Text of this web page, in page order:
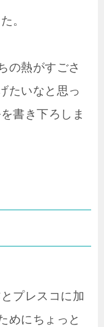
。
の熱がすごさ
たいなと思っ
書き下ろしま
プレスコに加
めにちょっと